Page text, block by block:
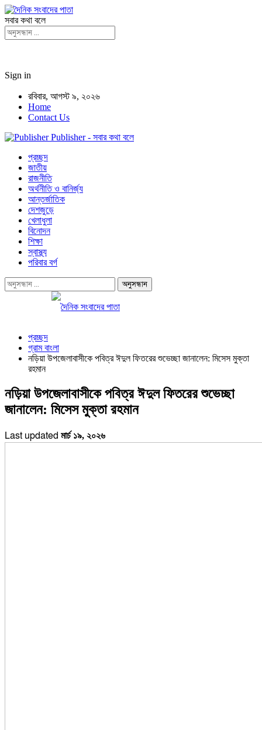
সবার কথা বলে
Sign in
রবিবার, আগস্ট ৯, ২০২৬
Home
Contact Us
Publisher - সবার কথা বলে
প্রচ্ছদ
জাতীয়
রাজনীতি
অর্থনীতি ও বানির্জ্য
আন্তর্জাতিক
দেশজুড়ে
খেলাধুলা
বিনোদন
শিক্ষা
স্বাস্থ্য
পরিবার বর্গ
প্রচ্ছদ
গ্রাম বাংলা
নড়িয়া উপজেলাবাসীকে পবিত্র ঈদুল ফিতরের শুভেচ্ছা জানালেন: মিসেস মুক্তা
রহমান
নড়িয়া উপজেলাবাসীকে পবিত্র ঈদুল ফিতরের শুভেচ্ছা
জানালেন: মিসেস মুক্তা রহমান
Last updated মার্চ ১৯, ২০২৬